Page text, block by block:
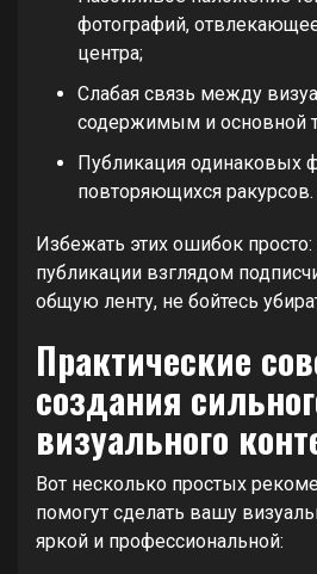
фотографий,
центра;
Слабая связь между
содержимым и основной
Публикация одинаковых
повторяющихся ракурсов.
Избежать этих ошибок просто:
публикации взглядом
общую ленту, не бойтесь
Практические
создания
визуального
Вот несколько простых
помогут сделать вашу
яркой и профессиональной: